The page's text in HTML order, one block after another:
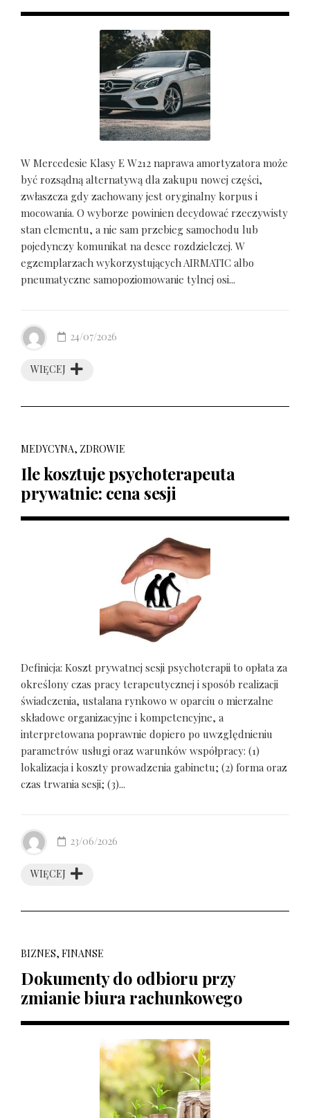
W Mercedesie Klasy E W212 naprawa amortyzatora może
być rozsądną alternatywą dla zakupu nowej części,
zwłaszcza gdy zachowany jest oryginalny korpus i
mocowania. O wyborze powinien decydować rzeczywisty
stan elementu, a nie sam przebieg samochodu lub
pojedynczy komunikat na desce rozdzielczej. W
egzemplarzach wykorzystujących AIRMATIC albo
pneumatyczne samopoziomowanie tylnej osi...
WIĘCEJ
24/07/2026
MEDYCYNA, ZDROWIE
Ile kosztuje psychoterapeuta
prywatnie: cena sesji
Definicja: Koszt prywatnej sesji psychoterapii to opłata za
określony czas pracy terapeutycznej i sposób realizacji
świadczenia, ustalana rynkowo w oparciu o mierzalne
składowe organizacyjne i kompetencyjne, a
interpretowana poprawnie dopiero po uwzględnieniu
parametrów usługi oraz warunków współpracy: (1)
lokalizacja i koszty prowadzenia gabinetu; (2) forma oraz
czas trwania sesji; (3)...
WIĘCEJ
23/06/2026
BIZNES, FINANSE
Dokumenty do odbioru przy
zmianie biura rachunkowego